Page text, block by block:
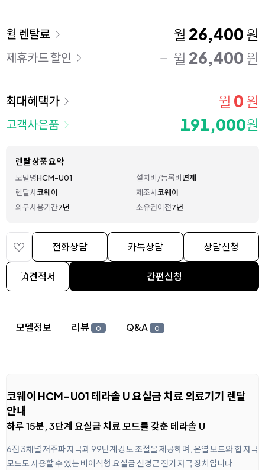
이용 요금
월 렌탈료 월 26,400 원
제휴카드 할인 월 26,400 원
최대혜택가 월 0 원
고객사은품 191,000원
렌탈 상품 요약
모델명HCM-U01 설치비/등록비면제
렌탈사코웨이 제조사코웨이
의무사용기간7년 소유권이전7년
전화상담 카톡상담 상담신청
견적서 간편신청
상세 정보
모델정보 리뷰 0 Q&A 0
코웨이 HCM-U01 테라솔 U 요실금 치료 의료기기 렌탈
안내
하루 15분, 3단계 요실금 치료 모드를 갖춘 테라솔 U
6점 3채널 저주파 자극과 99단계 강도 조절을 제공하며, 온열 모드와 힙 자극
모드도 사용할 수 있는 비이식형 요실금 신경근 전기 자극 장치입니다.